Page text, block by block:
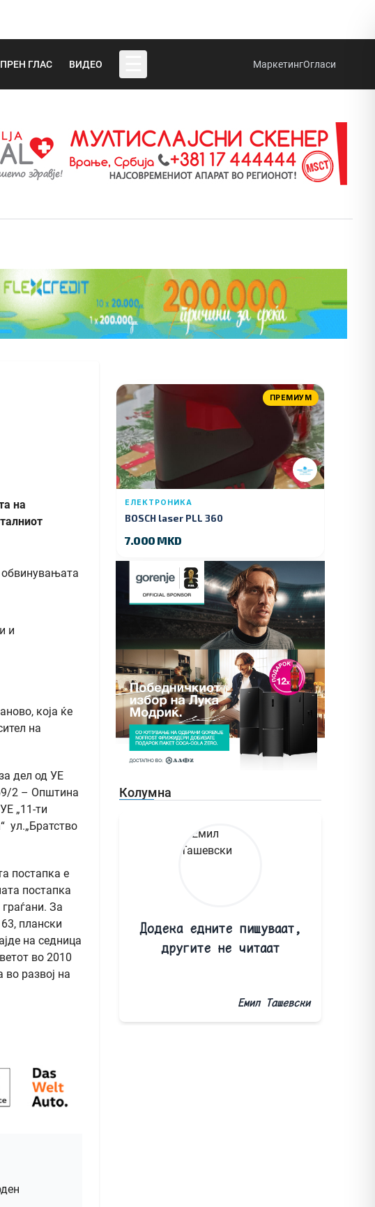
ГЛАС ВИДЕО МаркетингОгласи
на
и
која ќе
на
дел од УЕ
2 – Општина
„11-ти
ул.„Братство
постапка е
постапка
За
плански
на седница
во 2010
развој на
ПРЕМИУМ
ЕЛЕКТРОНИКА
BOSCH laser PLL 360
7.000 MKD
Колумна
Додека едните пишуваат,
другите не читаат
Емил Ташевски